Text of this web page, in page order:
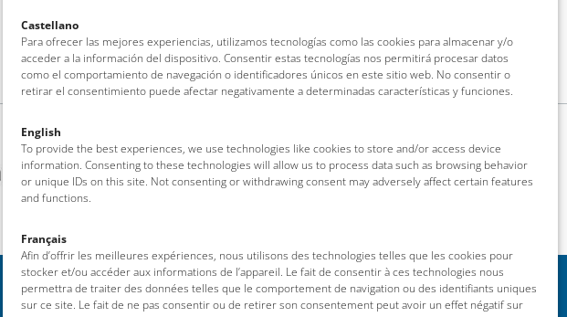
Castellano
Para ofrecer las mejores experiencias, utilizamos tecnologías como las cookies para almacenar y/o
acceder a la información del dispositivo. Consentir estas tecnologías nos permitirá procesar datos
como el comportamiento de navegación o identificadores únicos en este sitio web. No consentir o
retirar el consentimiento puede afectar negativamente a determinadas características y funciones.
English
To provide the best experiences, we use technologies like cookies to store and/or access device
information. Consenting to these technologies will allow us to process data such as browsing behavior
or unique IDs on this site. Not consenting or withdrawing consent may adversely affect certain features
and functions.
Français
Afin d’offrir les meilleures expériences, nous utilisons des technologies telles que les cookies pour
stocker et/ou accéder aux informations de l’appareil. Le fait de consentir à ces technologies nous
permettra de traiter des données telles que le comportement de navigation ou des identifiants uniques
sur ce site. Le fait de ne pas consentir ou de retirer son consentement peut avoir un effet négatif sur